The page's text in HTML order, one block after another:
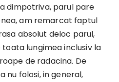
dimpotriva, parul pare
am remarcat faptul
absolut deloc parul,
lungimea inclusiv la
de radacina. De
nu folosi, in general,